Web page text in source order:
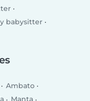
babysitter
Ambato